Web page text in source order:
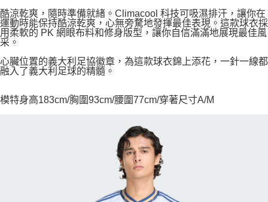
酷涼乾爽，隨時準備就緒。Climacool 科技可吸濕排汗，讓你在
運動時能保持酷涼乾爽，心無旁騖地發揮最佳表現。這款球衣採
用柔軟的 PK 網眼布料和修身版型，讓你自信滿滿地展現最佳風
采。
心臟位置的義大利足協徽章，為這款球衣錦上添花，一針一線都
融入了義大利足球的精髓。
模特身高183cm/胸圍93cm/腰圍77cm/穿著尺寸A/M